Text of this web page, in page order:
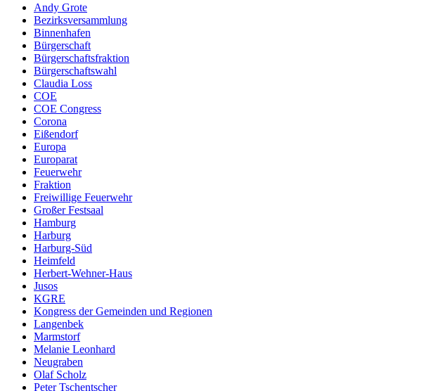
Andy Grote
Bezirksversammlung
Binnenhafen
Bürgerschaft
Bürgerschaftsfraktion
Bürgerschaftswahl
Claudia Loss
COE
COE Congress
Corona
Eißendorf
Europa
Europarat
Feuerwehr
Fraktion
Freiwillige Feuerwehr
Großer Festsaal
Hamburg
Harburg
Harburg-Süd
Heimfeld
Herbert-Wehner-Haus
Jusos
KGRE
Kongress der Gemeinden und Regionen
Langenbek
Marmstorf
Melanie Leonhard
Neugraben
Olaf Scholz
Peter Tschentscher